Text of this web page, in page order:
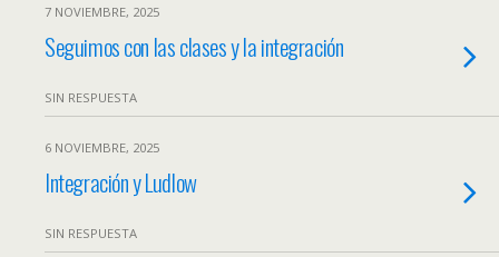
7 NOVIEMBRE, 2025
Seguimos con las clases y la integración
SIN RESPUESTA
6 NOVIEMBRE, 2025
Integración y Ludlow
SIN RESPUESTA